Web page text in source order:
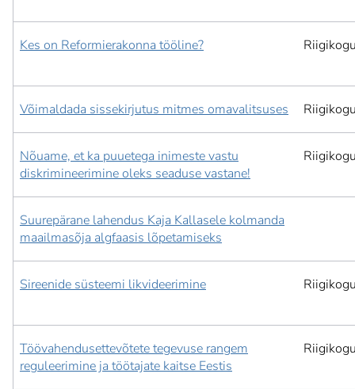
Kes on Reformierakonna tööline?
Võimaldada sissekirjutus mitmes omavalitsuses
Nõuame, et ka puuetega inimeste vastu
diskrimineerimine oleks seaduse vastane!
Suurepärane lahendus Kaja Kallasele kolmanda
maailmasõja algfaasis lõpetamiseks
Sireenide süsteemi likvideerimine
Töövahendusettevõtete tegevuse rangem
reguleerimine ja töötajate kaitse Eestis